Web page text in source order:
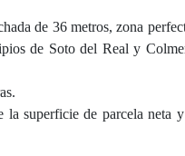
de 36 metros, zona
de Soto del Real y
superficie de parcela neta